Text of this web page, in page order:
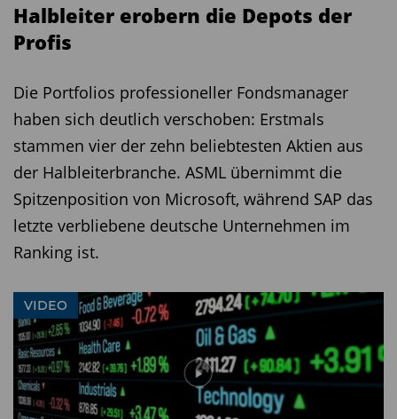
Halbleiter erobern die Depots der
Profis
Die Portfolios professioneller Fondsmanager
haben sich deutlich verschoben: Erstmals
stammen vier der zehn beliebtesten Aktien aus
der Halbleiterbranche. ASML übernimmt die
Spitzenposition von Microsoft, während SAP das
letzte verbliebene deutsche Unternehmen im
Ranking ist.
VIDEO